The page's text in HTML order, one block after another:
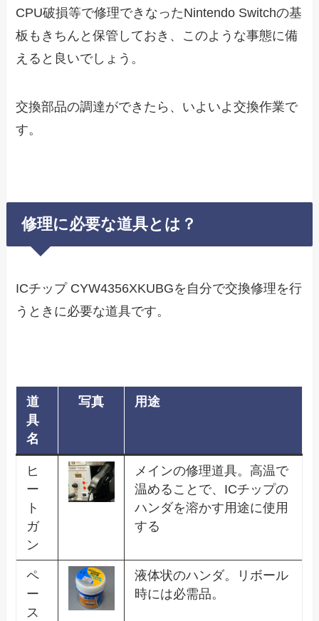
CPU破損等で修理できなったNintendo Switchの基
板もきちんと保管しておき、このような事態に備
えると良いでしょう。
交換部品の調達ができたら、いよいよ交換作業で
す。
修理に必要な道具とは？
ICチップ CYW4356XKUBGを自分で交換修理を行
うときに必要な道具です。
道
具
名
写真 用途
ヒ
ー
ト
ガ
ン
メインの修理道具。高温で
温めることで、ICチップの
ハンダを溶かす用途に使用
する
ペ
ー
ス
液体状のハンダ。リボール
時には必需品。